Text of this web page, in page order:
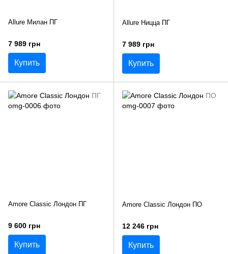
Allure Милан ПГ
7 989 грн
Купить
Allure Ницца ПГ
7 989 грн
Купить
Amore Classic Лондон ПГ
9 600 грн
Купить
Amore Classic Лондон ПО
12 246 грн
Купить